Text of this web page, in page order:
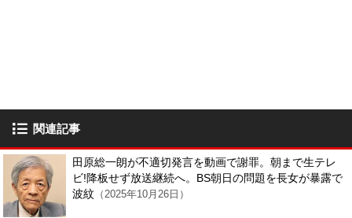
関連記事
田原総一朗が不適切発言を動画で謝罪。朝まで生テレ
ビ!降板せず放送継続へ。BS朝日の問題を長女が暴露で
波紋 （2025年10月26日）